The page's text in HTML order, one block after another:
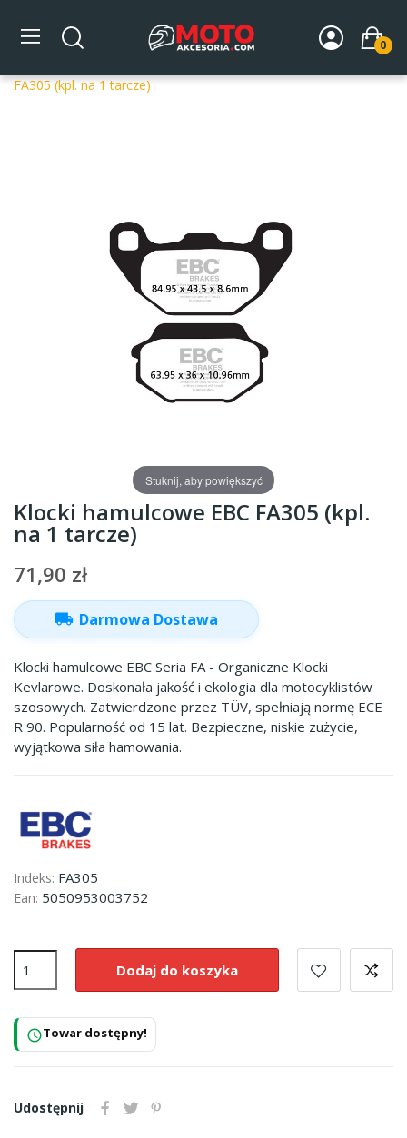
0
Strona główna DLA MOTOCYKLA
Układ hamulcowy
FA305 (kpl. na 1 tarcze)
Stuknij, aby powiększyć
Klocki hamulcowe EBC FA305 (kpl.
na 1 tarcze)
71,90 zł
local_shipping Darmowa Dostawa
Klocki hamulcowe EBC Seria FA - Organiczne Klocki
Kevlarowe. Doskonała jakość i ekologia dla motocyklistów
szosowych. Zatwierdzone przez TÜV, spełniają normę ECE
R 90. Popularność od 15 lat. Bezpieczne, niskie zużycie,
wyjątkowa siła hamowania.
Indeks: FA305
Ean: 5050953003752
Dodaj do koszyka
scheduleTowar dostępny!
Udostępnij